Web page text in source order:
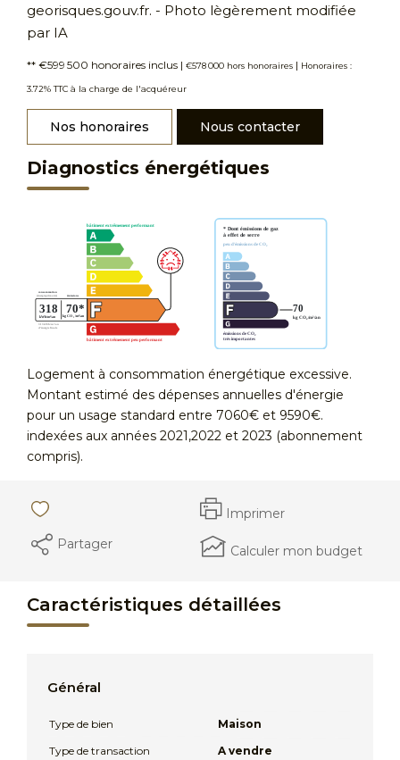
georisques.gouv.fr. - Photo lègèrement modifiée
par IA
** €599 500 honoraires inclus | €578 000 hors honoraires | Honoraires :
3.72% TTC à la charge de l'acquéreur
Nos honoraires Nous contacter
Diagnostics énergétiques
Logement à consommation énergétique excessive.
Montant estimé des dépenses annuelles d'énergie
pour un usage standard entre 7060€ et 9590€.
indexées aux années 2021,2022 et 2023 (abonnement
compris).
Imprimer
Partager
Calculer mon budget
Caractéristiques détaillées
Général
Type de bien
Maison
Type de transaction
A vendre